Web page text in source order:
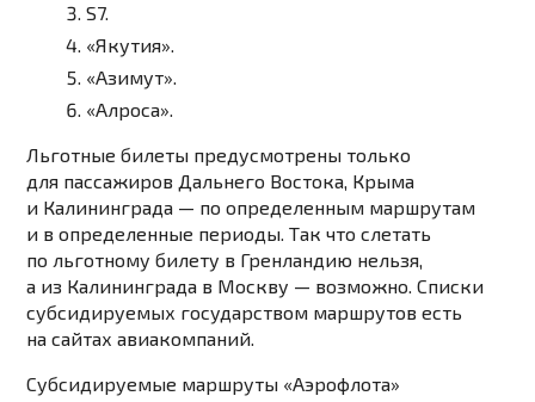
S7.
«Якутия».
«Азимут».
«Алроса».
Льготные билеты предусмотрены только
для пассажиров Дальнего Востока, Крыма
и Калининграда — по определенным маршрутам
и в определенные периоды. Так что слетать
по льготному билету в Гренландию нельзя,
а из Калининграда в Москву — возможно. Списки
субсидируемых государством маршрутов есть
на сайтах авиакомпаний.
Субсидируемые маршруты «Аэрофлота»